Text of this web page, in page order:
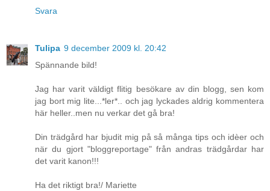
Svara
Tulipa 9 december 2009 kl. 20:42
Spännande bild!
Jag har varit väldigt flitig besökare av din blogg, sen kom
jag bort mig lite...*ler*.. och jag lyckades aldrig kommentera
här heller..men nu verkar det gå bra!
Din trädgård har bjudit mig på så många tips och idèer och
när du gjort "bloggreportage" från andras trädgårdar har
det varit kanon!!!
Ha det riktigt bra!/ Mariette